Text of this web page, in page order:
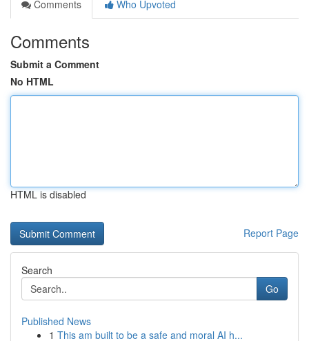
Comments
Who Upvoted
Comments
Submit a Comment
No HTML
HTML is disabled
Report Page
Search
Go
Published News
1 This am built to be a safe and moral AI h...